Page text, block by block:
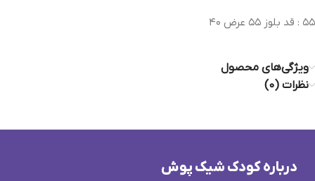
۵۵ : قد بلوز ۵۵ عرض ۴۰
ویژگی‌های محصول
نظرات (0)
درباره کودک شیک پوش